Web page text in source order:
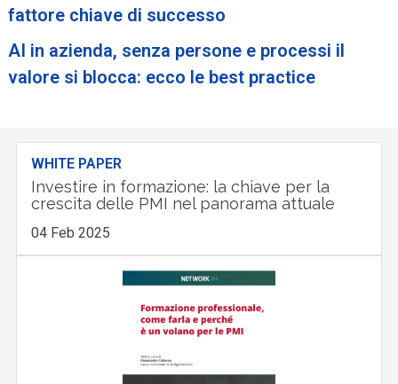
fattore chiave di successo
AI in azienda, senza persone e processi il
valore si blocca: ecco le best practice
WHITE PAPER
Investire in formazione: la chiave per la
crescita delle PMI nel panorama attuale
04 Feb 2025